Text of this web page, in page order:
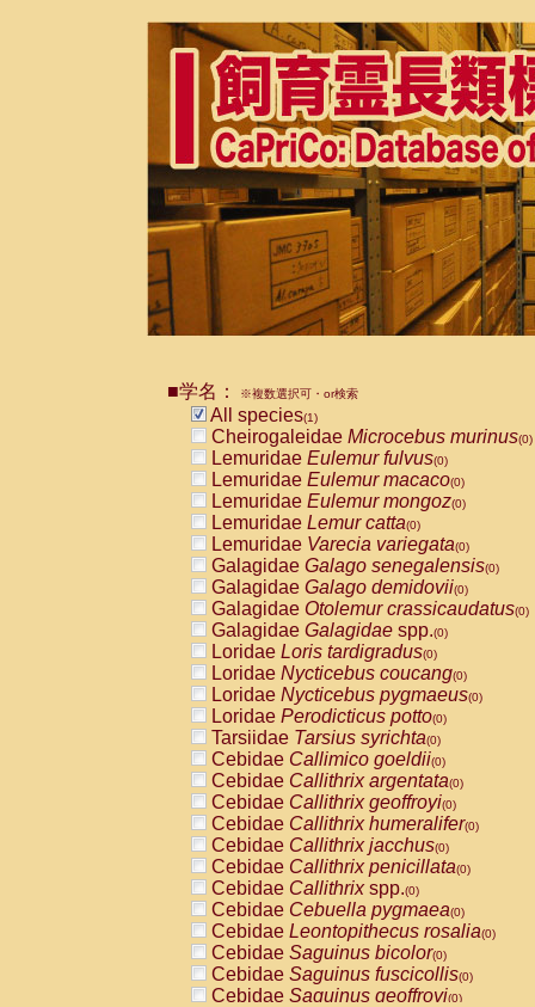
■学名： ※複数選択可・or検索
All species(1)
Cheirogaleidae Microcebus murinus(0)
Lemuridae Eulemur fulvus(0)
Lemuridae Eulemur macaco(0)
Lemuridae Eulemur mongoz(0)
Lemuridae Lemur catta(0)
Lemuridae Varecia variegata(0)
Galagidae Galago senegalensis(0)
Galagidae Galago demidovii(0)
Galagidae Otolemur crassicaudatus(0)
Galagidae Galagidae spp.(0)
Loridae Loris tardigradus(0)
Loridae Nycticebus coucang(0)
Loridae Nycticebus pygmaeus(0)
Loridae Perodicticus potto(0)
Tarsiidae Tarsius syrichta(0)
Cebidae Callimico goeldii(0)
Cebidae Callithrix argentata(0)
Cebidae Callithrix geoffroyi(0)
Cebidae Callithrix humeralifer(0)
Cebidae Callithrix jacchus(0)
Cebidae Callithrix penicillata(0)
Cebidae Callithrixspp.(0)
Cebidae Cebuella pygmaea(0)
Cebidae Leontopithecus rosalia(0)
Cebidae Saguinus bicolor(0)
Cebidae Saguinus fuscicollis(0)
Cebidae Saguinus geoffroyi(0)